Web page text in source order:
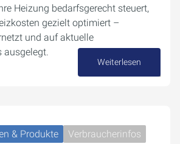
Heizung bedarfsgerecht steuert,
gezielt optimiert –
und auf aktuelle
ausgelegt.
Weiterlesen
& Produkte Verbraucherinfos